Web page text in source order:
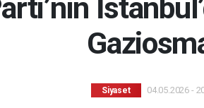
Siyaset 04.05.2026 -